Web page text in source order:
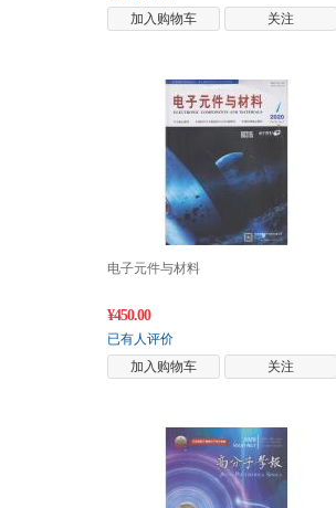
加入购物车
关注
电子元件与材料
¥450.00
已有人评价
加入购物车
关注